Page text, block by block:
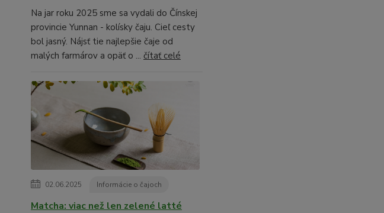
Na jar roku 2025 sme sa vydali do Čínskej
provincie Yunnan - kolísky čaju. Cieľ cesty
bol jasný. Nájsť tie najlepšie čaje od
malých farmárov a opäť o ... čítať celé
02.06.2025 Informácie o čajoch
Matcha: viac než len zelené latté